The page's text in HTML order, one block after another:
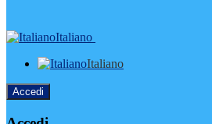
Italiano
Italiano
Accedi